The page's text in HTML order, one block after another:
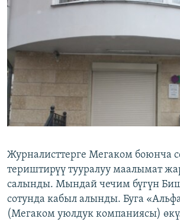
ЭЖЕ-СИҢДИЛЕР
АЗАТТЫК+
ОНЛАЙН ШЕРИНЕ
ЭЕ/АРнун бардык сайттары
Журналисттерге Мегаком боюнча
териштирүү тууралуу маалымат
салынды. Мындай чечим бүгүн
сотунда кабыл алынды. Буга
(Мегаком уюлдук компаниясы)